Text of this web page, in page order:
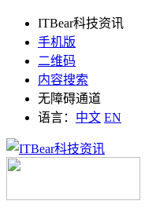
ITBear科技资讯
手机版
二维码
内容搜索
无障碍通道
语言： 中文 EN